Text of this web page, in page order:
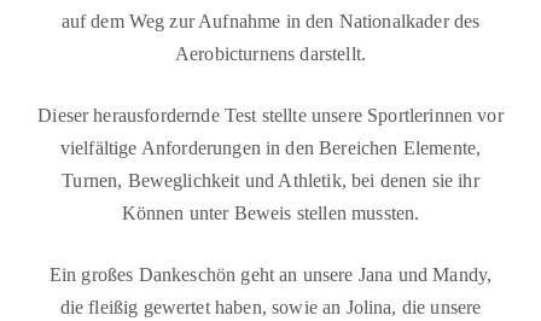
auf dem Weg zur Aufnahme in den Nationalkader des
Aerobicturnens darstellt.
Dieser herausfordernde Test stellte unsere Sportlerinnen vor
vielfältige Anforderungen in den Bereichen Elemente,
Turnen, Beweglichkeit und Athletik, bei denen sie ihr
Können unter Beweis stellen mussten.
Ein großes Dankeschön geht an unsere Jana und Mandy,
die fleißig gewertet haben, sowie an Jolina, die unsere